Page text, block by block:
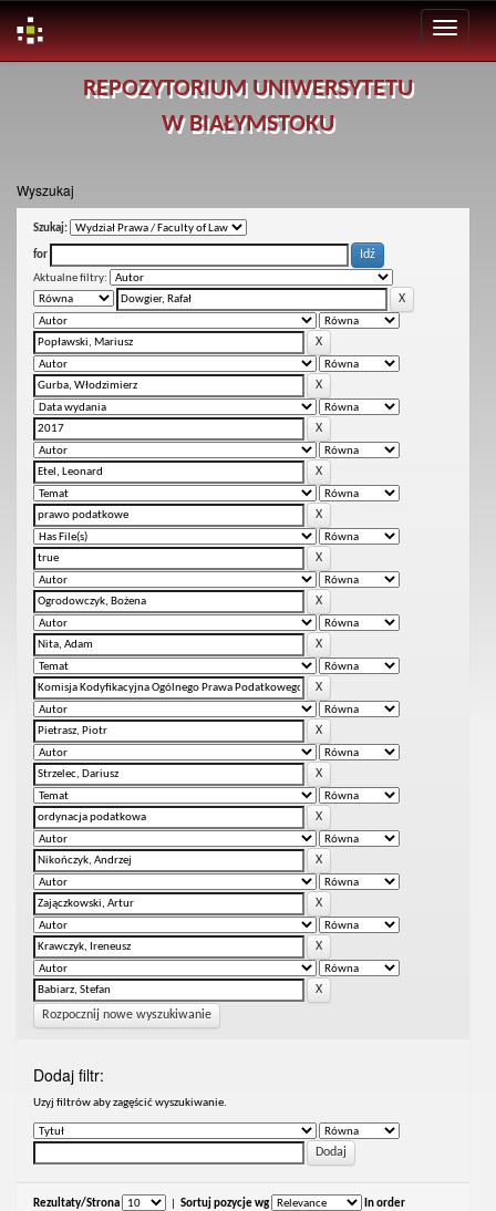
REPOZYTORIUM UNIWERSYTETU
W BIAŁYMSTOKU
Wyszukaj
Szukaj:
for
Aktualne filtry:
Rozpocznij nowe wyszukiwanie
Dodaj filtr:
Uzyj filtrów aby zagęścić wyszukiwanie.
Rezultaty/Strona Sortuj pozycje wg In order